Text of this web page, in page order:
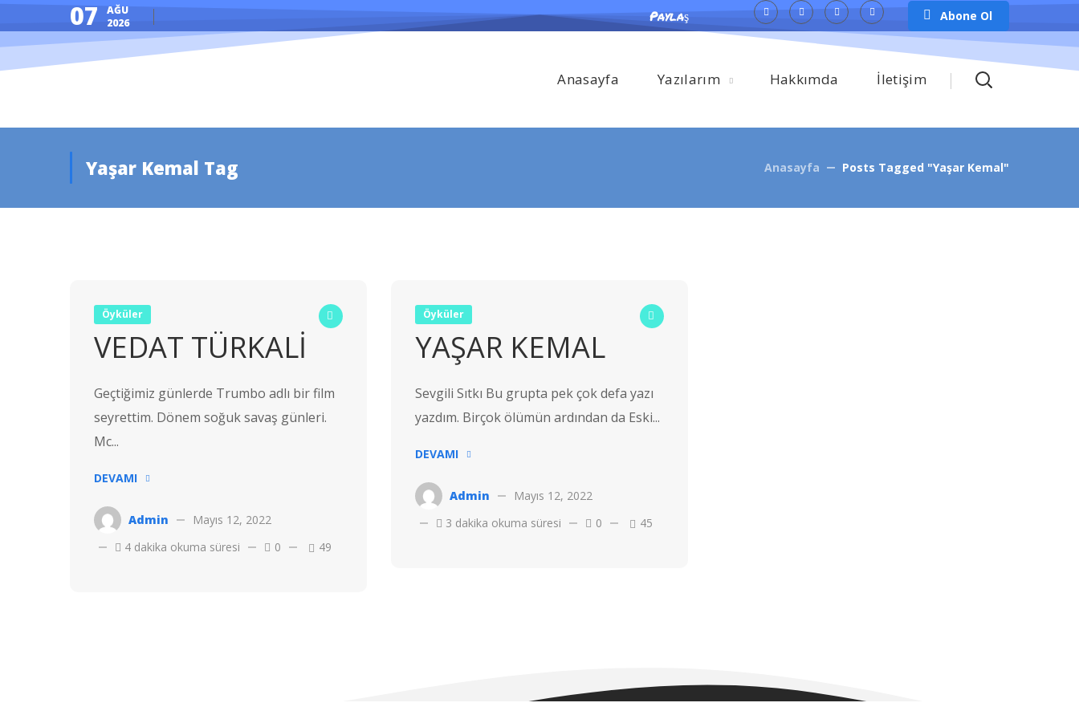
07 AĞU
2026
Paylaş Abone Ol
Anasayfa Yazılarım Hakkımda İletişim
Yaşar Kemal Tag Anasayfa Posts Tagged "Yaşar Kemal"
Öyküler
VEDAT TÜRKALİ
Geçtiğimiz günlerde Trumbo adlı bir film
seyrettim. Dönem soğuk savaş günleri.
Mc...
DEVAMI
Admin
Mayıs 12, 2022
4 dakika okuma süresi
0 49
Öyküler
YAŞAR KEMAL
Sevgili Sıtkı Bu grupta pek çok defa yazı
yazdım. Birçok ölümün ardından da Eski...
DEVAMI
Admin
Mayıs 12, 2022
3 dakika okuma süresi
0 45